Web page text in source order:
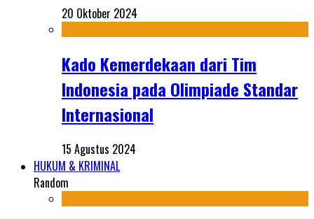
20 Oktober 2024
Kado Kemerdekaan dari Tim
Indonesia pada Olimpiade Standar
Internasional
15 Agustus 2024
HUKUM & KRIMINAL
Random